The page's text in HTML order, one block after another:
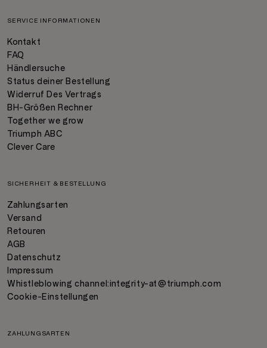
SERVICE INFORMATIONEN
Kontakt
FAQ
Händlersuche
Status deiner Bestellung
Widerruf Des Vertrags
BH-Größen Rechner
Together we grow
Triumph ABC
Clever Care
SICHERHEIT & BESTELLUNG
Zahlungsarten
Versand
Retouren
AGB
Datenschutz
Impressum
Whistleblowing channel:integrity-at@triumph.com
Cookie-Einstellungen
ZAHLUNGSARTEN